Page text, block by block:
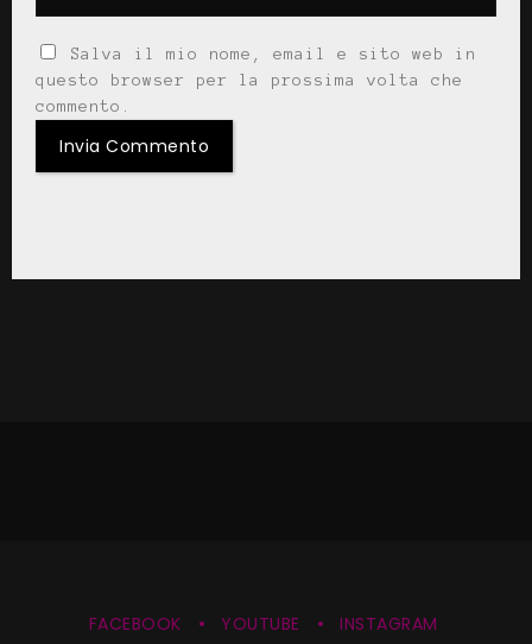
Salva il mio nome, email e sito web in
questo browser per la prossima volta che
commento.
FACEBOOK YOUTUBE INSTAGRAM